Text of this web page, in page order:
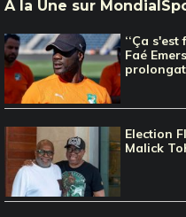
À la Une sur
‘‘Ça
Faé
Election
Malick